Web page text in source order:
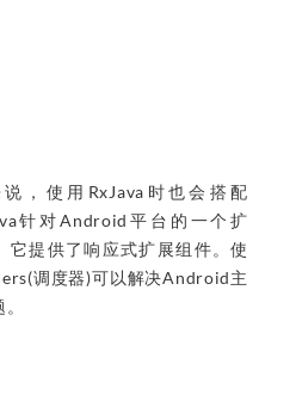
，使用RxJava时也会搭配
针对Android平台的一个扩
它提供了响应式扩展组件。使
调度器)可以解决Android主